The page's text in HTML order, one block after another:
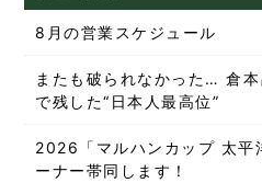
8月の営業スケジュール
またも破られなかった… 倉
で残した“日本人最高位”
2026「マルハンカップ 太平
ーナー帯同します！